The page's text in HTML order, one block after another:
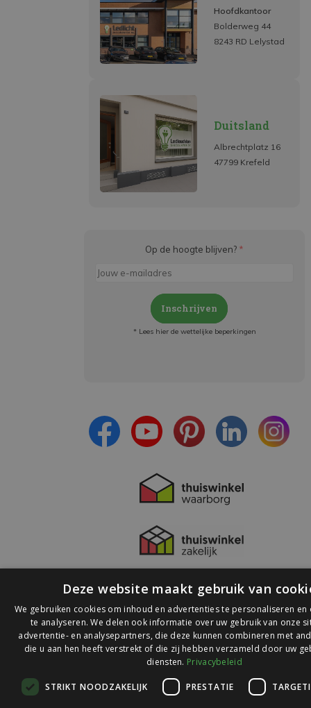
Hoofdkantoor
Bolderweg 44
8243 RD Lelystad
Duitsland
Albrechtplatz 16
47799 Krefeld
Op de hoogte blijven? *
Inschrijven
* Lees hier de wettelijke beperkingen
© 2026 Ledlichtdiscounter.nl
op
Deze website maakt gebruik van
We gebruiken cookies om inhoud en advertenties te personaliseren en
te analyseren. We delen ook informatie over uw gebruik van onze
advertentie- en analysepartners, die deze kunnen combineren met
die u aan hen heeft verstrekt of die zij hebben verzameld door uw
diensten. Privacybeleid
STRIKT NOODZAKELIJK PRESTATIE